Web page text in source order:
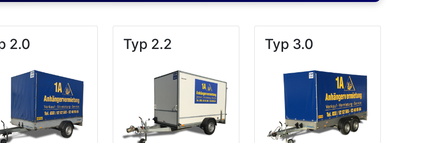
2.0 Typ 2.2 Typ 3.0